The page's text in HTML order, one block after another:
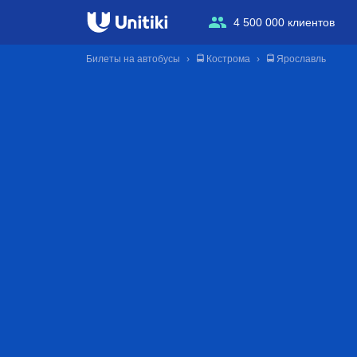
4 500 000 клиентов
Билеты на автобусы 🚍 Кострома 🚍 Ярославль